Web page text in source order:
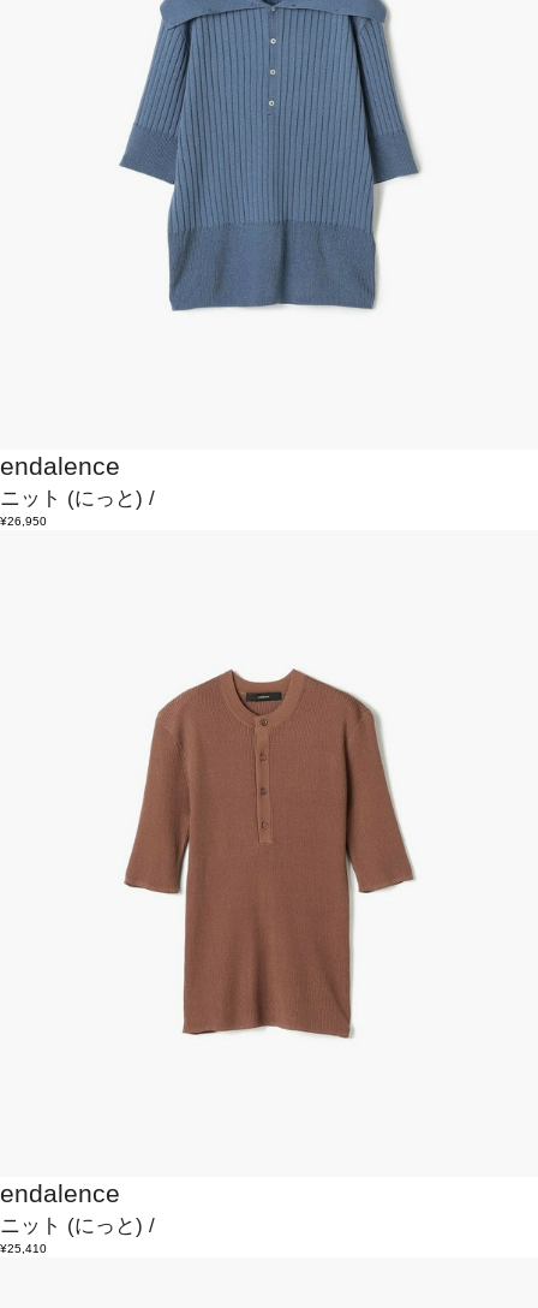
endalence
ニット (にっと) /
¥26,950
endalence
ニット (にっと) /
¥25,410